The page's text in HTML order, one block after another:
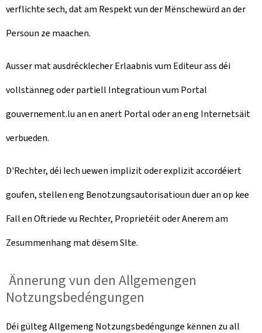
verflichte sech, dat am Respekt vun der Mënschewürd an der
Persoun ze maachen.
Ausser mat ausdrécklecher Erlaabnis vum Editeur ass déi
vollstänneg oder partiell Integratioun vum Portal
gouvernement.lu an en anert Portal oder an eng Internetsäit
verbueden.
D'Rechter, déi Iech uewen implizit oder explizit accordéiert
goufen, stellen eng Benotzungsautorisatioun duer an op kee
Fall en Oftriede vu Rechter, Proprietéit oder Anerem am
Zesummenhang mat dësem SIte.
Ännerung vun den Allgemengen
Notzungsbedéngungen
Déi gülteg Allgemeng Notzungsbedéngunge kënnen zu all